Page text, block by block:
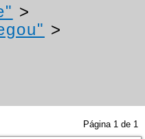
>
>
Página 1 de 1